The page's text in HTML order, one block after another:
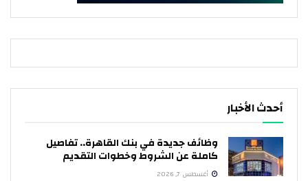
أحدث الأخبار
وظائف جديدة في بنك القاهرة.. تفاصيل
كاملة عن الشروط وخطوات التقديم
أغسطس 7, 2026